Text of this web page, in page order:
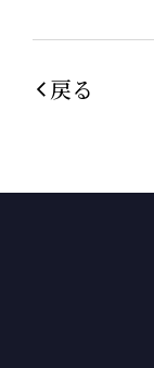
戻る